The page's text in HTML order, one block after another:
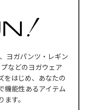
ヨガパンツ・レギン
などのヨガウェア
をはじめ、あなたの
機能性あるアイテム
ます。